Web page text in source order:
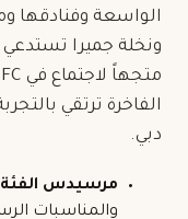
الواسعة وفنادقها
ونخلة جميرا
الفاخرة ترتقي
دبي.
مرسيدس الفئة S وE
والمناسبات